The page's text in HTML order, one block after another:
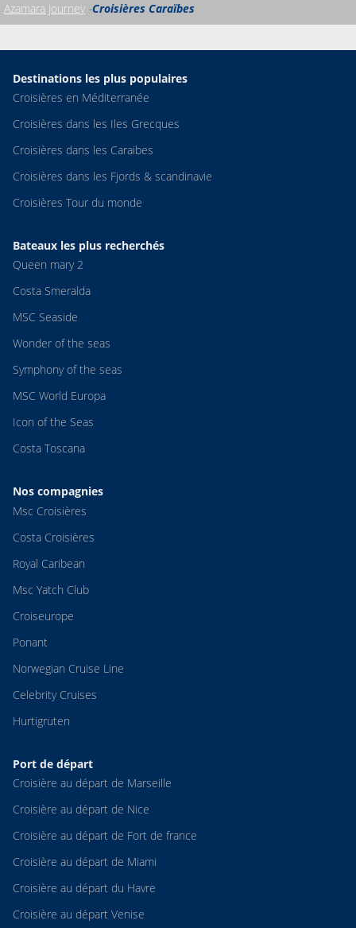
Azamara Journey Croisières Caraïbes
Destinations les plus populaires
Croisières en Méditerranée
Croisières dans les Iles Grecques
Croisières dans les Caraibes
Croisières dans les Fjords & scandinavie
Croisières Tour du monde
Bateaux les plus recherchés
Queen mary 2
Costa Smeralda
MSC Seaside
Wonder of the seas
Symphony of the seas
MSC World Europa
Icon of the Seas
Costa Toscana
Nos compagnies
Msc Croisières
Costa Croisières
Royal Caribean
Msc Yatch Club
Croiseurope
Ponant
Norwegian Cruise Line
Celebrity Cruises
Hurtigruten
Port de départ
Croisière au départ de Marseille
Croisière au départ de Nice
Croisière au départ de Fort de france
Croisière au départ de Miami
Croisière au départ du Havre
Croisière au départ Venise